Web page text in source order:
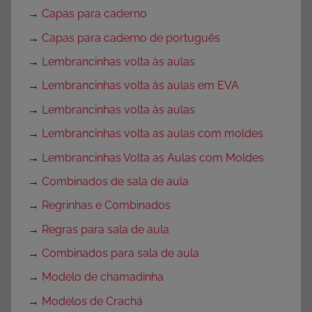
→ Capas para caderno
→ Capas para caderno de português
→ Lembrancinhas volta às aulas
→ Lembrancinhas volta às aulas em EVA
→ Lembrancinhas volta às aulas
→ Lembrancinhas volta as aulas com moldes
→ Lembrancinhas Volta as Aulas com Moldes
→ Combinados de sala de aula
→ Regrinhas e Combinados
→ Regras para sala de aula
→ Combinados para sala de aula
→ Modelo de chamadinha
→ Modelos de Crachá